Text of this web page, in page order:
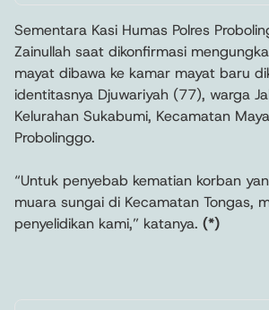
Sementara Kasi Humas Polres
Zainullah saat dikonfirmasi
mayat dibawa ke kamar mayat baru
identitasnya Djuwariyah (77), warga
Kelurahan Sukabumi, Kecamatan
Probolinggo.
“Untuk penyebab kematian korban
muara sungai di Kecamatan Tongas,
penyelidikan kami,” katanya. (*)